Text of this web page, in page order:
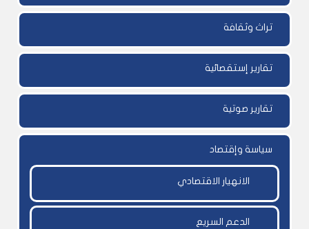
تراث وثقافة
تقارير إستقصائية
تقارير صوتية
سياسة وإقتصاد
الانهيار الاقتصادي
الدعم السريع